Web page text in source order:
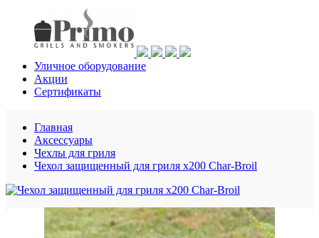
Уличное оборудование
Акции
Сертификаты
Главная
Аксессуары
Чехлы для гриля
Чехол защищенный для гриля x200 Char-Broil